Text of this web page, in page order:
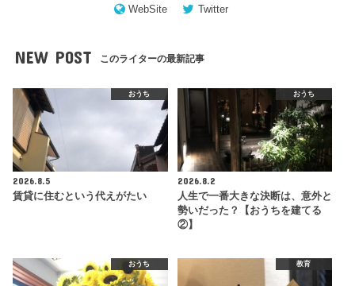
WebSite Twitter
NEW POST このライターの最新記事
おうち
2026.8.5
賃貸に住むという代えがたい
おうち
2026.8.2
人生で一番大きな決断は、意外と
勢いだった？【おうちを建てる
②】
おうち 教育